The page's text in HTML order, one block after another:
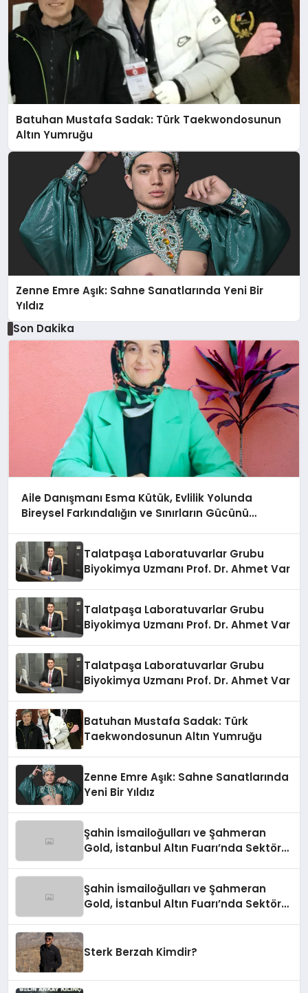
Batuhan Mustafa Sadak: Türk Taekwondosunun
Altın Yumruğu
Zenne Emre Aşık: Sahne Sanatlarında Yeni Bir
Yıldız
Son Dakika
Aile Danışmanı Esma Kütük, Evlilik Yolunda
Bireysel Farkındalığın ve Sınırların Gücünü
Talatpaşa Laboratuvarlar Grubu
Biyokimya Uzmanı Prof. Dr. Ahmet Var
Talatpaşa Laboratuvarlar Grubu
Biyokimya Uzmanı Prof. Dr. Ahmet Var
Talatpaşa Laboratuvarlar Grubu
Biyokimya Uzmanı Prof. Dr. Ahmet Var
Batuhan Mustafa Sadak: Türk
Taekwondosunun Altın Yumruğu
Zenne Emre Aşık: Sahne Sanatlarında
Yeni Bir Yıldız
Şahin İsmailoğulları ve Şahmeran
Gold, İstanbul Altın Fuarı’nda Sektöre
Şahin İsmailoğulları ve Şahmeran
Gold, İstanbul Altın Fuarı’nda Sektöre
Sterk Berzah Kimdir?